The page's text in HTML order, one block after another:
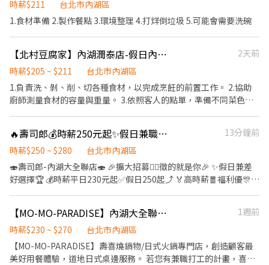
Threads，看更多更多的職缺喔♬ My Threads：tsaipei_ruby
https://reurl.cc/7b2vad 別害羞❌別害怕❌找工作聯繫我⭕
與學校簽訂相關合約。 ✅2026年1-2月、6-8月、12月期間限定特別
津貼！計時人員每小時薪資額外再加10元。 ✅每月工時達成獎勵，
總工時達100小時以上發放500元或達150小時以上者發放1,000元。
排班一次，可彈性調整。 ✅假日能排班的兼職人員
時薪$211
台北市內湖區
1.食材準備 2.製作餐點 3.環境整理 4.打烊倒垃圾 5.可能會需要洗碗
【北村豆腐家】內湖潤泰店-假日內場計時
2天前
時薪$205 ~ $211
台北市內湖區
1.負責洗、剝、削、切各種食材，以完成烹飪的前置工作。 2.協助
廚師測量食材的容量與重量。 3.依照客人的點單，準備不同菜色所
🔥壽司郎💰時薪250元起✨️假日兼職人員🎉內湖大全聯店⭕無經驗可⭕二度就業🙆‍♀️
13分鐘前
時薪$250 ~ $280
台北市內湖區
🍣壽司郎-內湖大全聯店🍣 🎉擴大招募🙆‍♀️徵的就是你🎉 ✨️假日兼差
好選擇🏆 💰時薪平日230元起✅️假日250起⤴️ 🏅高時薪🧧福利優🎊彈
好職前教育訓練，無經驗者也可以加入！！！ ✅️歡迎開學打工、假
日兼職、二度就業、外籍學生、實習簽約。 ✅️彈性排班：
08:30~23:00(請於面試時與店長確認班表) ✅️另有平日早班、週末假
日班、放學後打烊班皆有職缺，歡迎直接投遞履歷！ ⭕工作內容 ▪
【MO-MO-PARADISE】內湖大全聯牧場-內場兼職(中班,晚班)-C23
1週前
時薪$230 ~ $270
台北市內湖區
【MO-MO-PARADISE】壽喜燒鍋物/日式火鍋專門店，創造顧客最
美好用餐體驗，道地日式桌邊服務。 若您有兼職打工的計畫，喜歡